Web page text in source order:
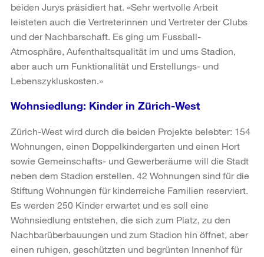
beiden Jurys präsidiert hat. «Sehr wertvolle Arbeit
leisteten auch die Vertreterinnen und Vertreter der Clubs
und der Nachbarschaft. Es ging um Fussball-
Atmosphäre, Aufenthaltsqualität im und ums Stadion,
aber auch um Funktionalität und Erstellungs- und
Lebenszykluskosten.»
Wohnsiedlung: Kinder in Zürich-West
Zürich-West wird durch die beiden Projekte belebter: 154
Wohnungen, einen Doppelkindergarten und einen Hort
sowie Gemeinschafts- und Gewerberäume will die Stadt
neben dem Stadion erstellen. 42 Wohnungen sind für die
Stiftung Wohnungen für kinderreiche Familien reserviert.
Es werden 250 Kinder erwartet und es soll eine
Wohnsiedlung entstehen, die sich zum Platz, zu den
Nachbarüberbauungen und zum Stadion hin öffnet, aber
einen ruhigen, geschützten und begrünten Innenhof für